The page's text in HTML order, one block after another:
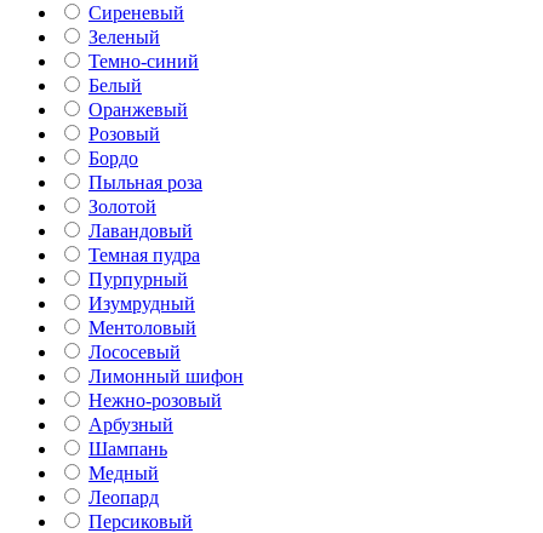
Сиреневый
Зеленый
Темно-синий
Белый
Оранжевый
Розовый
Бордо
Пыльная роза
Золотой
Лавандовый
Темная пудра
Пурпурный
Изумрудный
Ментоловый
Лососевый
Лимонный шифон
Нежно-розовый
Арбузный
Шампань
Медный
Леопард
Персиковый